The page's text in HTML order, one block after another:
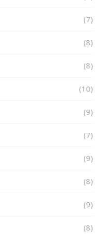
(7)
(8)
(8)
(10)
(9)
(7)
(9)
(8)
(9)
(8)